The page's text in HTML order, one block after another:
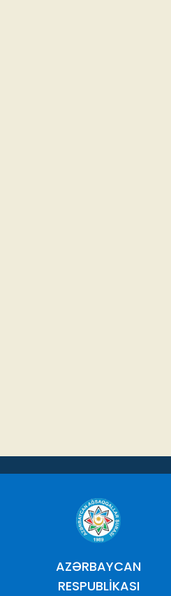
AZƏRBAYCAN
RESPUBLİKASI